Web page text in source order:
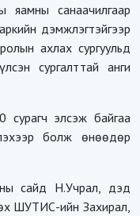
санаачилгаар
дэмжлэгтэйгээр
ахлах сургуульд
сургалттай анги
элсэж байгаа
болж өнөөдөр
сайд Н.Учрал, дэд
ШУТИС-ийн Захирал,